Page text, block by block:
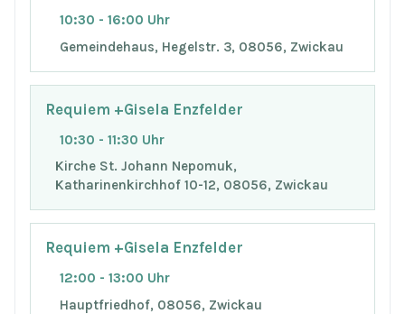
10:30 - 16:00 Uhr
Gemeindehaus, Hegelstr. 3, 08056, Zwickau
Requiem +Gisela Enzfelder
10:30 - 11:30 Uhr
Kirche St. Johann Nepomuk,
Katharinenkirchhof 10-12, 08056, Zwickau
Requiem +Gisela Enzfelder
12:00 - 13:00 Uhr
Hauptfriedhof, 08056, Zwickau